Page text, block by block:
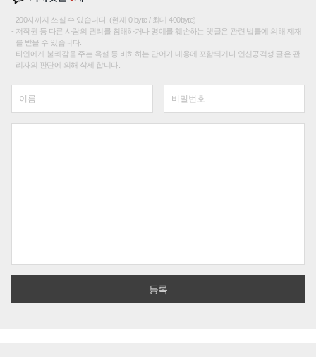
200자까지 쓰실 수 있습니다. (현재 0 byte / 최대 400byte)
저작권 등 다른 사람의 권리를 침해하거나 명예를 훼손하는 댓글은 관련 법률에 의해 제재
를 받을 수 있습니다.
타인에게 불쾌감을 주는 욕설 등 비하하는 단어가 내용에 포함되거나 인신공격성 글은 관
리자의 판단에 의해 삭제 합니다.